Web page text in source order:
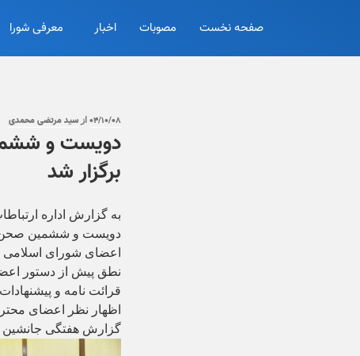
صفحه نخست مصوبات اخبار معرفی شورا
۰۴/۱۰/۰۸ از سید مرتضی محمدی
دویست و
برگزار شد
دویست و ششمین صحن
اعضای شورای
نطق پیش از دستور
قرائت نامه و
اظهار نظر اعضای
گزارش هفتگی جانشین